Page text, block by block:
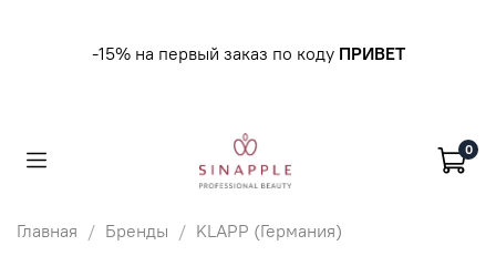
-15% на первый заказ по коду ПРИВЕТ
0
Главная Бренды KLAPP (Германия)